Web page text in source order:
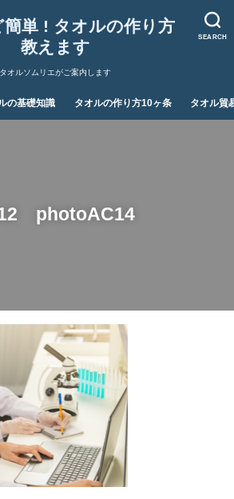
SEARCH
単 ! タオルの作り方
教えます
タオルソムリエがご案内します
の基礎知識 タオルの作り方10ヶ条 タオル貿
photoAC14